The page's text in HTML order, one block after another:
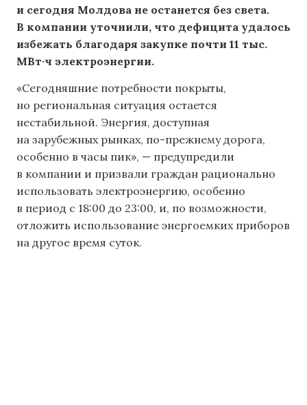
и сегодня Молдова не останется без света.
В компании уточнили, что дефицита удалось
избежать благодаря закупке почти 11 тыс.
МВт·ч электроэнергии.
«Сегодняшние потребности покрыты,
но региональная ситуация остается
нестабильной. Энергия, доступная
на зарубежных рынках, по-прежнему дорога,
особенно в часы пик», — предупредили
в компании и призвали граждан рационально
использовать электроэнергию, особенно
в период с 18:00 до 23:00, и, по возможности,
отложить использование энергоемких приборов
на другое время суток.